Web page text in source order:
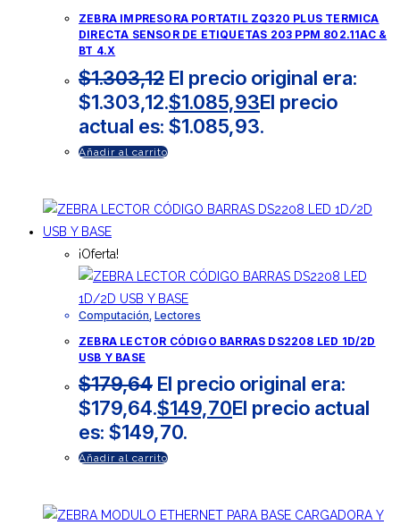
ZEBRA IMPRESORA PORTATIL ZQ320 PLUS TERMICA
DIRECTA SENSOR DE ETIQUETAS 203 PPM 802.11AC &
BT 4.X
$1.303,12 El precio original era:
$1.303,12.$1.085,93El precio
actual es: $1.085,93.
Añadir al carrito
¡Oferta!
Computación Lectores
ZEBRA LECTOR CÓDIGO BARRAS DS2208 LED 1D/2D
USB Y BASE
$179,64 El precio original era:
$179,64.$149,70El precio actual
es: $149,70.
Añadir al carrito